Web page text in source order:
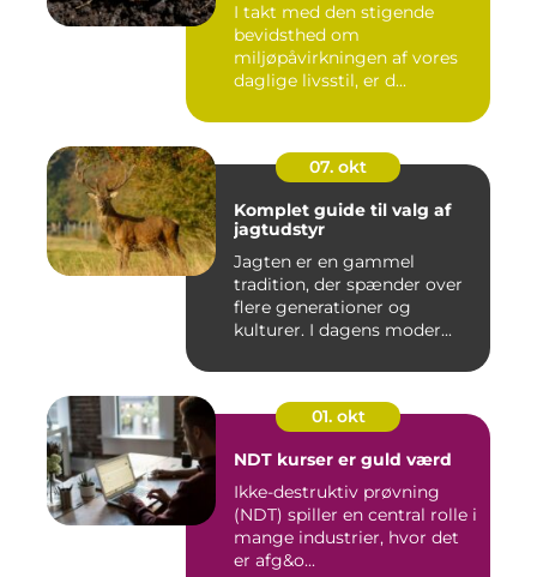
I takt med den stigende
bevidsthed om
miljøpåvirkningen af vores
daglige livsstil, er d...
07. okt
Komplet guide til valg af
jagtudstyr
Jagten er en gammel
tradition, der spænder over
flere generationer og
kulturer. I dagens moder...
01. okt
NDT kurser er guld værd
Ikke-destruktiv prøvning
(NDT) spiller en central rolle i
mange industrier, hvor det
er afg&o...